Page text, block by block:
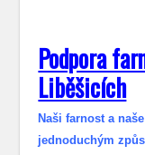
Podpora
Liběšicích
Naši farnost a
jednoduchým